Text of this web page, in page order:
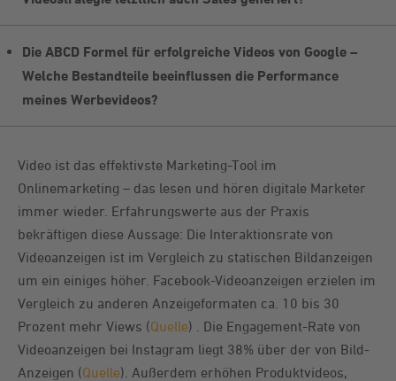
Die ABCD Formel für erfolgreiche Videos von Google –
Welche Bestandteile beeinflussen die Performance
meines Werbevideos?
Video ist das effektivste Marketing-Tool im
Onlinemarketing – das lesen und hören digitale Marketer
immer wieder. Erfahrungswerte aus der Praxis
bekräftigen diese Aussage: Die Interaktionsrate von
Videoanzeigen ist im Vergleich zu statischen Bildanzeigen
um ein einiges höher. Facebook-Videoanzeigen erzielen im
Vergleich zu anderen Anzeigeformaten ca. 10 bis 30
Prozent mehr Views (Quelle) . Die Engagement-Rate von
Videoanzeigen bei Instagram liegt 38% über der von Bild-
Anzeigen (Quelle). Außerdem erhöhen Produktvideos,